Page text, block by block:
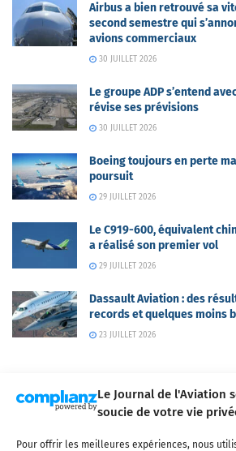
Le Journal de l'Aviation
soucie de votre vie
Pour offrir les meilleures expériences, nous
Airbus a bien retrouvé sa
second semestre qui
avions commerciaux
30 JUILLET 2026
Le groupe ADP s’entend
révise ses prévisions
30 JUILLET 2026
Boeing toujours en perte
poursuit
29 JUILLET 2026
Le C919-600, équivalent
a réalisé son premier vol
29 JUILLET 2026
Dassault Aviation : des
records et quelques moins
23 JUILLET 2026